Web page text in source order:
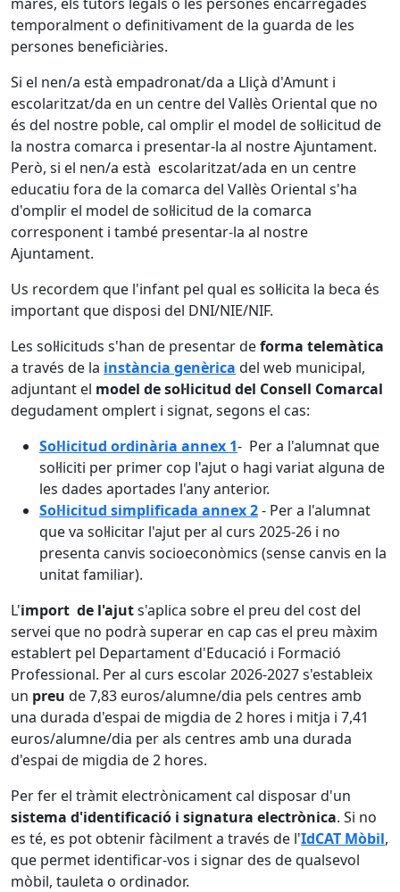
temporalment o definitivament de la guarda de les
persones beneficiàries.
Si el nen/a està empadronat/da a Lliçà d'Amunt i
escolaritzat/da en un centre del Vallès Oriental que no
és del nostre poble, cal omplir el model de sol·licitud de
la nostra comarca i presentar-la al nostre Ajuntament.
Però, si el nen/a està escolaritzat/ada en un centre
educatiu fora de la comarca del Vallès Oriental s'ha
d'omplir el model de sol·licitud de la comarca
corresponent i també presentar-la al nostre
Ajuntament.
Us recordem que l'infant pel qual es sol·licita la beca és
important que disposi del DNI/NIE/NIF.
Les sol·licituds s'han de presentar deforma telemàtica
a través de la instància genèrica del web municipal,
adjuntant el model de sol·licitud del Consell Comarcal
degudament omplert i signat, segons el cas:
Sol·licitud ordinària annex 1- Per a l'alumnat que
sol·liciti per primer cop l'ajut o hagi variat alguna de
les dades aportades l'any anterior.
Sol·licitud simplificada annex 2- Per a l'alumnat
que va sol·licitar l'ajut per al curs 2025-26 i no
presenta canvis socioeconòmics (sense canvis en la
unitat familiar).
L'import de l'ajuts'aplica sobre el preu del cost del
servei que no podrà superar en cap cas el preu màxim
establert pel Departament d'Educació i Formació
Professional. Per al curs escolar 2026-2027 s'estableix
un preu de 7,83 euros/alumne/dia pels centres amb
una durada d'espai de migdia de 2 hores i mitja i 7,41
euros/alumne/dia per als centres amb una durada
d'espai de migdia de 2 hores.
Per fer el tràmit electrònica­ment cal disposar d'un
sistema d'identificació i signatura electrònica. Si no
es té, es pot obtenir fàcilment a través de l'IdCAT Mòbil,
que permet identificar-vos i signar des de qualsevol
mòbil, tauleta o ordinador.